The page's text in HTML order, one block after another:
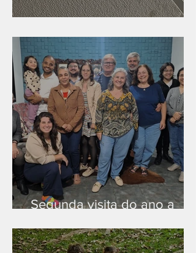
Segunda visita do ano a